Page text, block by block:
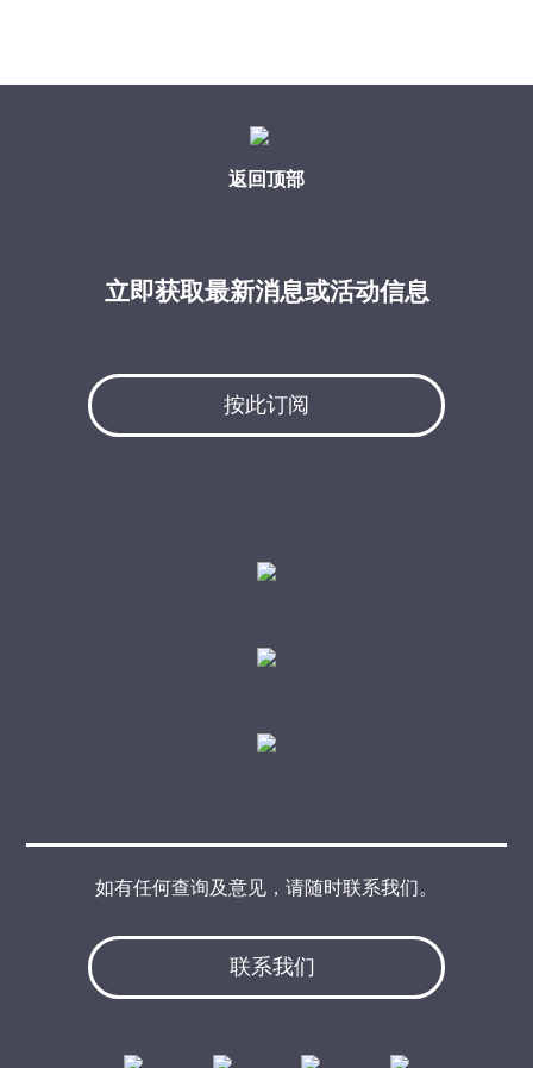
返回顶部
立即获取最新消息或活动信息
按此订阅
联系我们
如有任何查询及意见，请随时联系我们。